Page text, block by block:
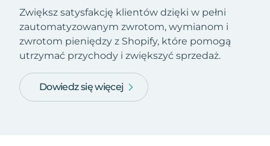
Zwiększ satysfakcję klientów dzięki w pełni
zautomatyzowanym zwrotom, wymianom i
zwrotom pieniędzy z Shopify, które pomogą
utrzymać przychody i zwiększyć sprzedaż.
Dowiedz się więcej